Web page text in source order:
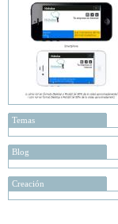
Temas
Blog
Creación